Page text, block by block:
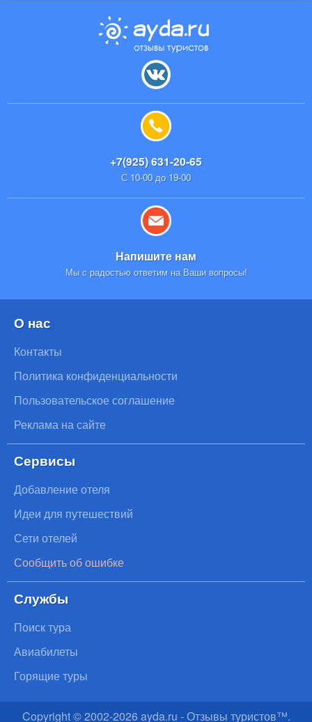
+7(925) 631-20-65
С 10-00 до 19-00
Напишите нам
Мы с радостью ответим на Ваши вопросы!
О нас
Контакты
Политика конфиденциальности
Пользовательское соглашение
Реклама на сайте
Сервисы
Добавление отеля
Идеи для путешествий
Сети отелей
Сообщить об ошибке
Службы
Поиск тура
Авиабилеты
Горящие туры
Copyright © 2002-2026 ayda.ru - Отзывы туристов™.